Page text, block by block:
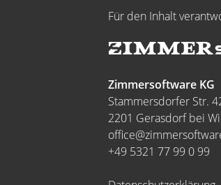
Für den Inhalt
Zimmersoftware KG
Stammersdorfer Str.
2201 Gerasdorf bei
+49 5321 77 99 0 99